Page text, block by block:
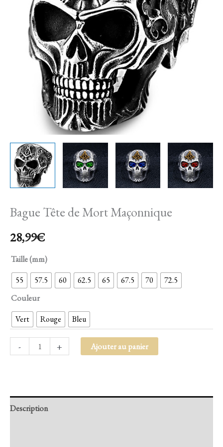
Bague Tête de Mort Maçonnique
28,99€
Taille (mm)
55 57.5 60 62.5 65 67.5 70 72.5
Couleur
Vert Rouge Bleu
-
Maçonnique
+ Ajouter au panier
Description